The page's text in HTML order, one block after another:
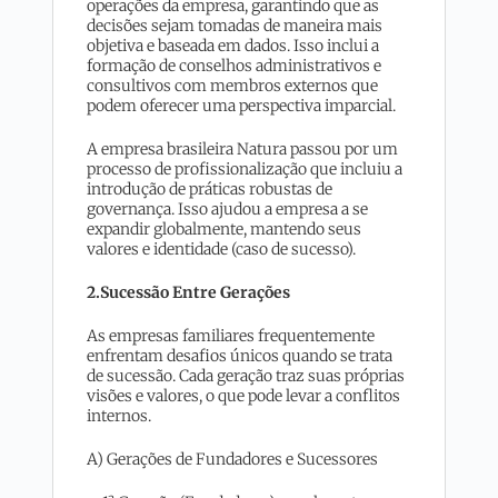
operações da empresa, garantindo que as
decisões sejam tomadas de maneira mais
objetiva e baseada em dados. Isso inclui a
formação de conselhos administrativos e
consultivos com membros externos que
podem oferecer uma perspectiva imparcial.
A empresa brasileira Natura passou por um
processo de profissionalização que incluiu a
introdução de práticas robustas de
governança. Isso ajudou a empresa a se
expandir globalmente, mantendo seus
valores e identidade (caso de sucesso).
2.Sucessão Entre Gerações
As empresas familiares frequentemente
enfrentam desafios únicos quando se trata
de sucessão. Cada geração traz suas próprias
visões e valores, o que pode levar a conflitos
internos.
A) Gerações de Fundadores e Sucessores